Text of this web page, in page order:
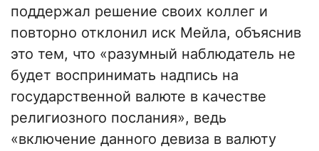
поддержал решение своих коллег и
повторно отклонил иск Мейла, объяснив
это тем, что «разумный наблюдатель не
будет воспринимать надпись на
государственной валюте в качестве
религиозного послания», ведь
«включение данного девиза в валюту